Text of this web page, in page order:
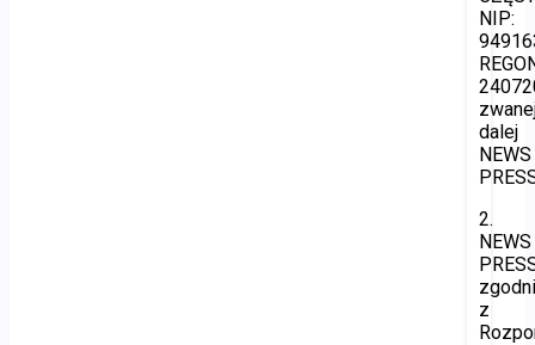
NIP:
dalej
NEWS
2.
NEWS
z